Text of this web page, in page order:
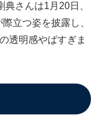
さんは1月20日、
立つ姿を披露し、
透明感やばすぎま